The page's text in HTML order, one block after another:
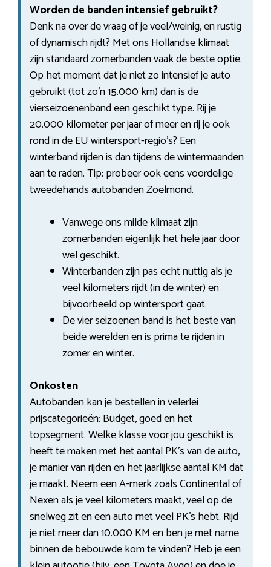
Worden de banden intensief gebruikt?
Denk na over de vraag of je veel/weinig, en rustig
of dynamisch rijdt? Met ons Hollandse klimaat
zijn standaard zomerbanden vaak de beste optie.
Op het moment dat je niet zo intensief je auto
gebruikt (tot zo’n 15.000 km) dan is de
vierseizoenenband een geschikt type. Rij je
20.000 kilometer per jaar of meer en rij je ook
rond in de EU wintersport-regio’s? Een
winterband rijden is dan tijdens de wintermaanden
aan te raden. Tip: probeer ook eens voordelige
tweedehands autobanden Zoelmond.
Vanwege ons milde klimaat zijn
zomerbanden eigenlijk het hele jaar door
wel geschikt.
Winterbanden zijn pas echt nuttig als je
veel kilometers rijdt (in de winter) en
bijvoorbeeld op wintersport gaat.
De vier seizoenen band is het beste van
beide werelden en is prima te rijden in
zomer en winter.
Onkosten
Autobanden kan je bestellen in velerlei
prijscategorieën: Budget, goed en het
topsegment. Welke klasse voor jou geschikt is
heeft te maken met het aantal PK’s van de auto,
je manier van rijden en het jaarlijkse aantal KM dat
je maakt. Neem een A-merk zoals Continental of
Nexen als je veel kilometers maakt, veel op de
snelweg zit en een auto met veel PK’s hebt. Rijd
je niet meer dan 10.000 KM en ben je met name
binnen de bebouwde kom te vinden? Heb je een